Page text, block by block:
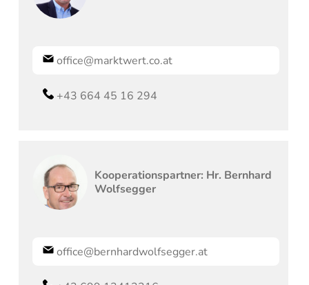
office@marktwert.co.at
+43 664 45 16 294
Kooperationspartner: Hr. Bernhard
Wolfsegger
office@bernhardwolfsegger.at